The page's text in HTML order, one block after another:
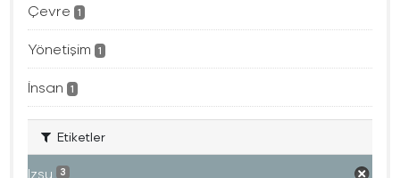
Çevre 1
Yönetişim 1
İnsan 1
Etiketler
Izsu 3